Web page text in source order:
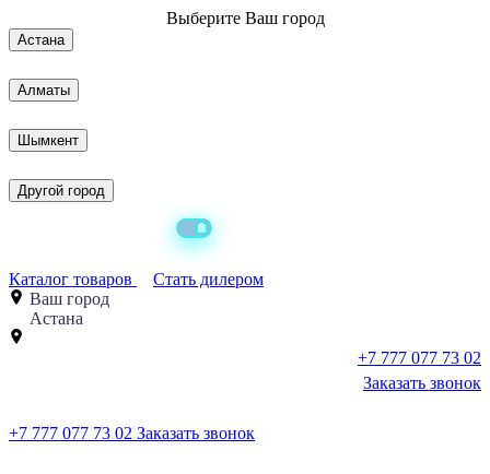
Выберите Ваш город
Астана
Алматы
Шымкент
Другой город
Каталог товаров
Стать дилером
Ваш город
Астана
+7 777 077 73 02
Заказать звонок
+7 777 077 73 02 Заказать звонок